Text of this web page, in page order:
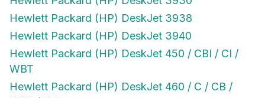
Hewlett Packard (HP) DeskJet 3938
Hewlett Packard (HP) DeskJet 3940
Hewlett Packard (HP) DeskJet 450 / CBI / CI /
Hewlett Packard (HP) DeskJet 460 / C / CB /
WBT / WF